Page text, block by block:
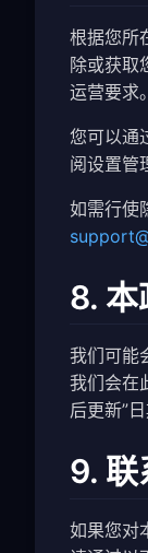
根据您所
除或获取
运营要求。
您可以通
阅设置管
如需行使
8. 本
我们可能
我们会在
后更新”日
9. 联
如果您对